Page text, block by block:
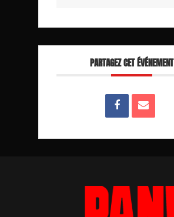
PARTAGEZ CET ÉVÉNEMENT